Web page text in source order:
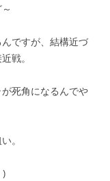
ですが、結構近づ
戦。
死角になるんでや
。
)